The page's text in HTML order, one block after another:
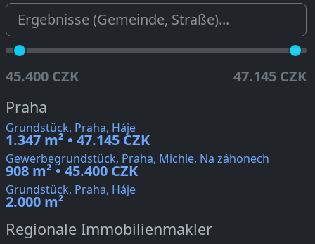
45.400 CZK 47.145 CZK
Praha
Grundstück, Praha, Háje
1.347 m² • 47.145 CZK
Gewerbegrundstück, Praha, Michle, Na záhonech
908 m² • 45.400 CZK
Grundstück, Praha, Háje
2.000 m²
Regionale Immobilienmakler